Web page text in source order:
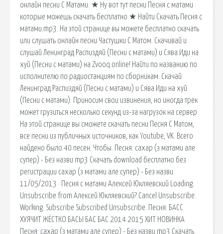
онлайн песни С Матами. ★ Ну вот тут песни Песня с матами
которые можешь скачать бесплатно ★ Найти Скачать Песня с
матами.mp3. На этой странице вы можете бесплатно скачать
или слушать онлайн песни Частушки С Матом. Скачивай и
слушай Ленинград Распиздяй (Песни с матами) и Сява Иди на
хуй (Песни с матами) на Zvooq.online! Найти по названию по
исполнителю по радиостанциям по сборникам. Скачай
Ленинград Распиздяй (Песни с матами) и Сява Иди на хуй
(Песни с матами). Приносим свои извинения, но иногда трек
может грузиться несколько секунд из-за нагрузок на сервер.
На этой странице вы сможете скачать песни Песня С Матом,
все песни из публичных источников, как Youtube, VK. Всего
найдено было 40 песен. Чтобы. Песня: сахар (з матами але
супер) - Без назви mp3 Скачать download бесплатно без
регистрации сахар (з матами але супер) - Без назви
11/05/2013 · Песня с матами Алексей Юкляевский Loading.
Unsubscribe from Алексей Юкляевский? Cancel Unsubscribe.
Working. Subscribe Subscribed Unsubscribe. Песня: БАСС
ХУЯЧИТ ЖЁСТКО БАСЫ БАС БАС 2014 2015 ХИТ НОВИНКА
Песня: сахар (з матами але супер) - Без назви mp3 Скачать